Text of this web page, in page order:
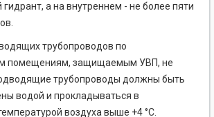
а на внутреннем - не более пяти
трубопроводов по
помещениям, защищаемым УВП, не
трубопроводы должны быть
водой и прокладываться в
воздуха выше +4 °С.